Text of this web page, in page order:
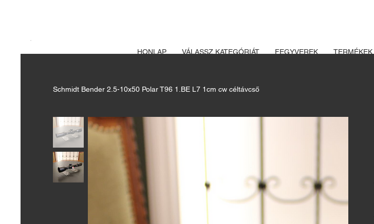
HONLAP VÁLASSZ KATEGÓRIÁT FEGYVEREK TERMÉKEK
Schmidt Bender 2.5-10x50 Polar T96 1.BE L7 1cm cw céltávcső